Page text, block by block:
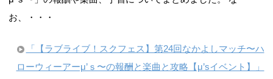
お、・・・
「【ラブライブ！スクフェス】第24回なかよしマッチ〜ハ
ローウィーアーμ’ｓ〜の報酬と楽曲と攻略【μ’sイベント】」